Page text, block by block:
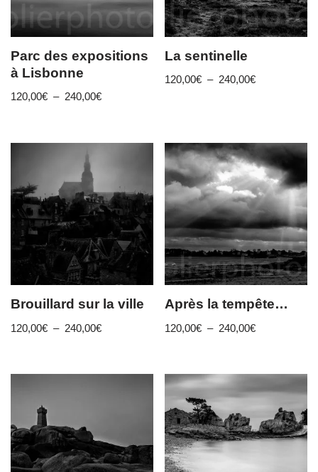
Parc des expositions
à Lisbonne
120,00€ – 240,00€
La sentinelle
120,00€ – 240,00€
Brouillard sur la ville
120,00€ – 240,00€
Après la tempête…
120,00€ – 240,00€